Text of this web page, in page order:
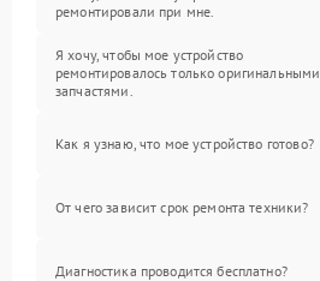
ремонтировали при мне.
Я хочу, чтобы мое устройство
ремонтировалось только оригинальными
запчастями.
Как я узнаю, что мое устройство готово?
От чего зависит срок ремонта техники?
Диагностика проводится бесплатно?